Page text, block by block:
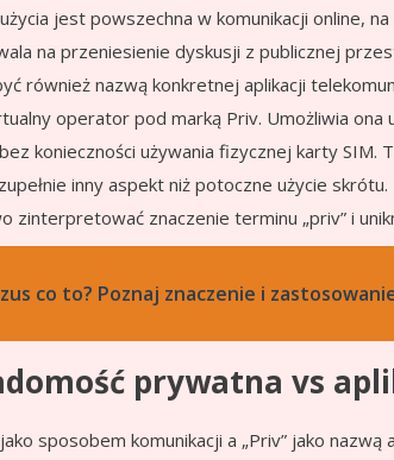
jest powszechna w komunikacji online,
na przeniesienie dyskusji z publicznej
również nazwą konkretnej aplikacji
operator pod marką Priv. Umożliwia
konieczności używania fizycznej karty SIM.
inny aspekt niż potoczne użycie
zinterpretować znaczenie terminu „priv” i
co to? Poznaj znaczenie i
prywatna vs
sposobem komunikacji a „Priv” jako